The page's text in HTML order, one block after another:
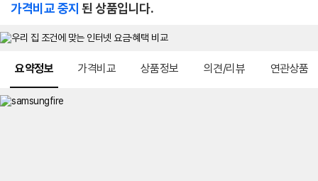
가격비교 중지 된 상품입니다.
요약정보 가격비교 상품정보 의견/리뷰 연관상품